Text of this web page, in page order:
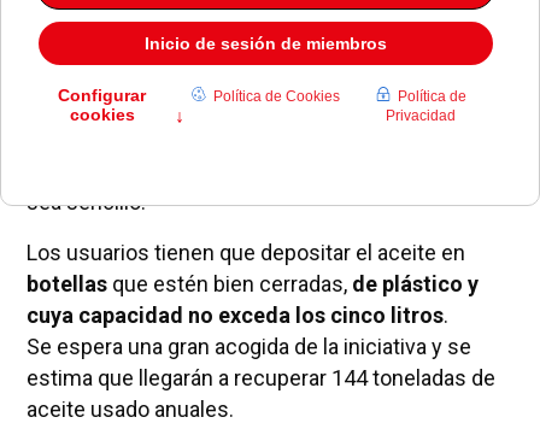
Laconcejalía de Medio Ambiente,junto con
GAVE S.L
., se han encargado de instalar cinco
Con ellos darán cobertura a 2.000 ciudadanos. Los
sea sencillo.
Los usuarios tienen que depositar el aceite en
botellas que estén bien cerradas, de plástico y
cuya capacidad no exceda los cinco litros.
Se espera una gran acogida de la iniciativa y se
estima que llegarán a recuperar 144 toneladas de
aceite usado anuales.